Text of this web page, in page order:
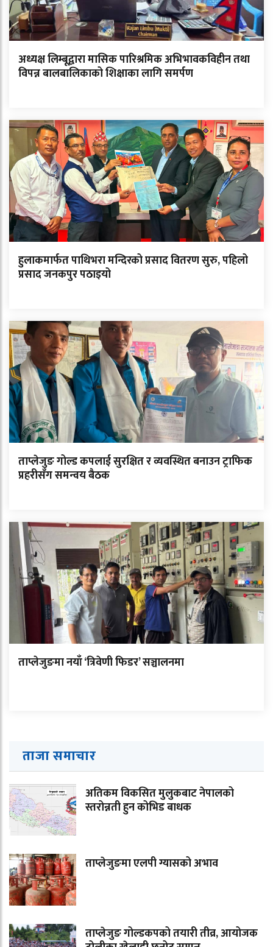
अध्यक्ष लिम्बूद्वारा मासिक पारिश्रमिक अभिभावकविहीन तथा
विपन्न बालबालिकाको शिक्षाका लागि समर्पण
हुलाकमार्फत पाथिभरा मन्दिरको प्रसाद वितरण सुरु, पहिलो
प्रसाद जनकपुर पठाइयो
ताप्लेजुङ गोल्ड कपलाई सुरक्षित र व्यवस्थित बनाउन ट्राफिक
प्रहरीसँग समन्वय बैठक
ताप्लेजुङमा नयाँ ‘त्रिवेणी फिडर’ सञ्चालनमा
ताजा समाचार
अतिकम विकसित मुलुकबाट नेपालको
स्तरोन्नती हुन कोभिड बाधक
ताप्लेजुङमा एलपी ग्यासको अभाव
ताप्लेजुङ गोल्डकपको तयारी तीव्र, आयोजक